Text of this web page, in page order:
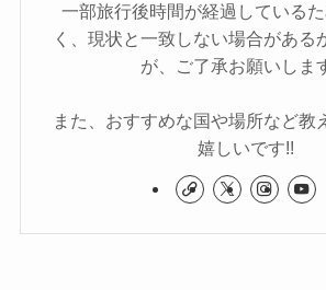
一部旅行後時間が経過している
く、現状と一致しない場合がある
が、ご了承お願いしま
また、おすすめな国や場所など教
嬉しいです!!